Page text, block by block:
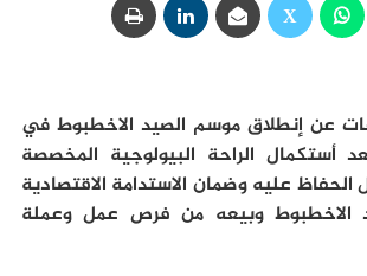
عن إنطلاق موسم الصيد الاخطبوط في
أستكمال الراحة البيولوجية المخصصة
عليه وضمان الاستدامة الاقتصادية
الاخطبوط وبيعه من فرص عمل وعملة